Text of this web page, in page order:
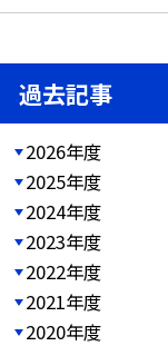
過去記事
2026年度
2025年度
2024年度
2023年度
2022年度
2021年度
2020年度